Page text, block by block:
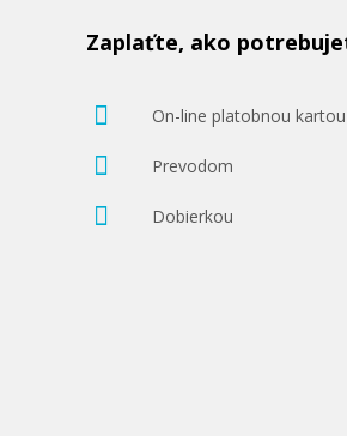
Zaplaťte, ako
On-line platobnou kartou
Prevodom
Dobierkou